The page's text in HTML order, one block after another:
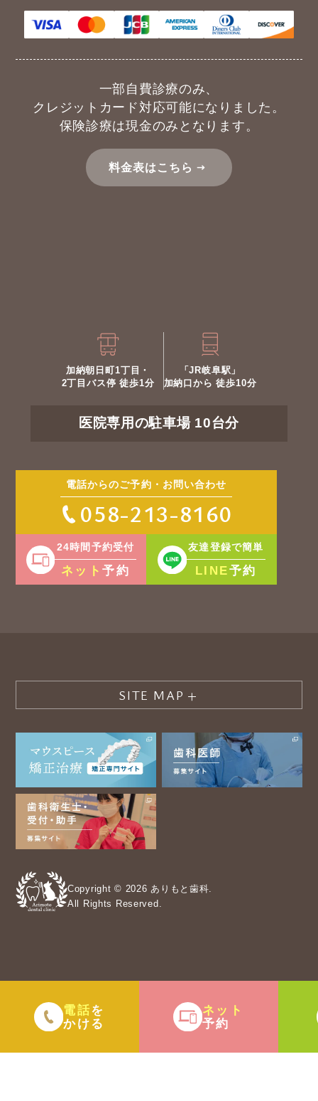
一部自費診療のみ、
クレジットカード対応可能になりました。
保険診療は現金のみとなります。
料金表はこちら
加納朝日町1丁目・
2丁目バス停 徒歩1分
「JR岐阜駅」
加納口から 徒歩10分
医院専用の駐車場 10台分
電話からのご予約・お問い合わせ
058-213-8160
24時間予約受付
ネット予約
友達登録で簡単
LINE予約
SITE MAP
Copyright © 2026 ありもと歯科.
All Rights Reserved.
電話を
かける
ネット
予約